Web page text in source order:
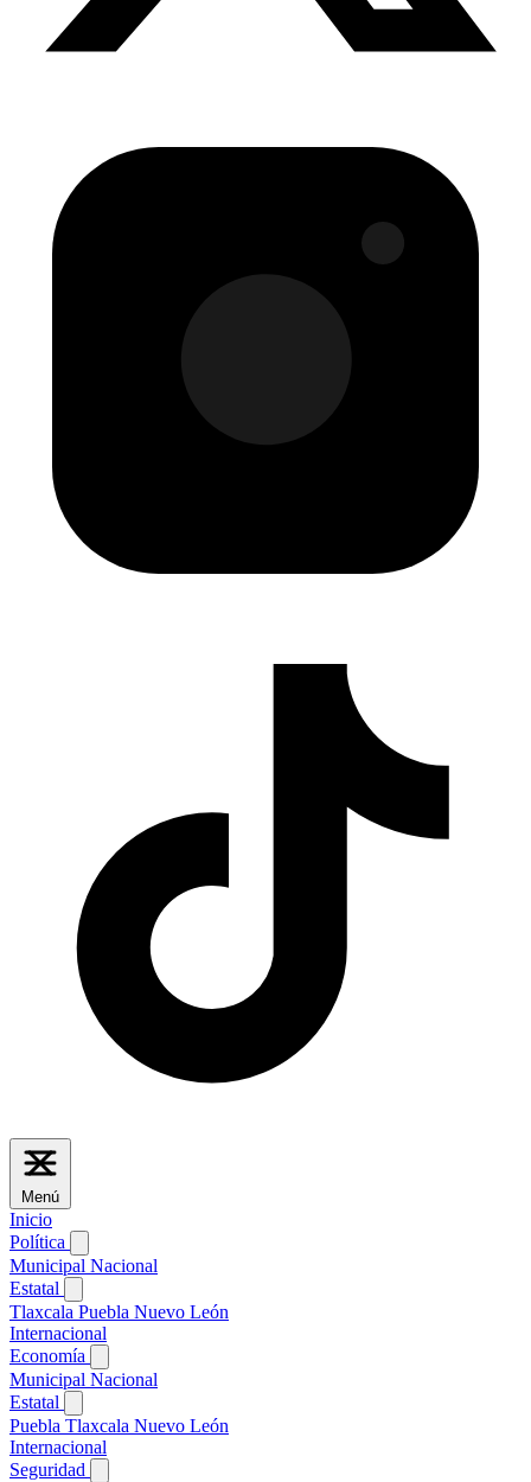
Menú
Inicio
Política
Municipal Nacional
Estatal
Tlaxcala Puebla Nuevo León
Internacional
Economía
Municipal Nacional
Estatal
Puebla Tlaxcala Nuevo León
Internacional
Seguridad